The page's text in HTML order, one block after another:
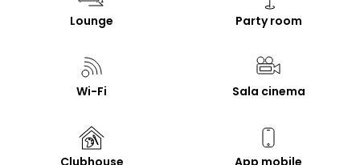
Lounge Party room
Wi-Fi Sala cinema